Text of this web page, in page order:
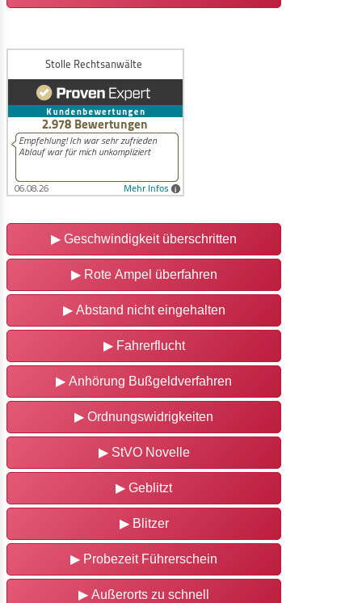
▶ Geschwindigkeit überschritten
▶Rote Ampel überfahren
▶Abstand nicht eingehalten
▶Fahrerflucht
▶ Anhörung Bußgeldverfahren
▶ Ordnungswidrigkeiten
▶StVO Novelle
▶ Geblitzt
▶Blitzer
▶ Probezeit Führerschein
▶ Außerorts zu schnell